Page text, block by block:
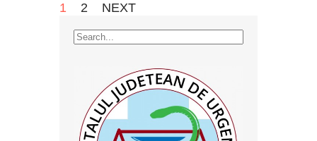
1 2 NEXT